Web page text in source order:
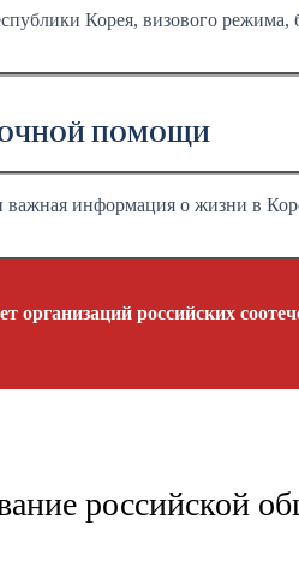
Корея, визового режима,
ПОМОЩИ
информация о жизни в
организаций российских
российской